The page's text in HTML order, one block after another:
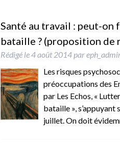
Santé au travail : peut-on
bataille ? (proposition de
Rédigé le4 août 2014 par
Les risques
préoccupations des
par Les Echos, «
bataille »,
juillet. On doit